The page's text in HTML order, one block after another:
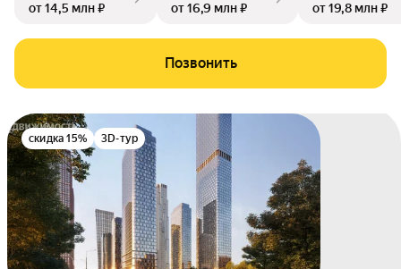
от 14,5 млн ₽
от 16,9 млн ₽
от 19,8 млн ₽
Позвонить
скидка 15% 3D-тур